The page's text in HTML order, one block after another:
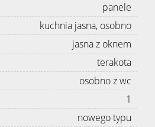
panele
kuchnia jasna, osobno
jasna z oknem
terakota
osobno z wc
1
nowego typu